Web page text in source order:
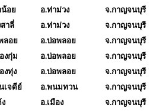
น้อย อ.ท่าม่วง
จ.กาญจนบุรี
าลี่ อ.ท่าม่วง
จ.กาญจนบุรี
ลอย อ.บ่อพลอย
จ.กาญจนบุรี
งกุ่ม อ.บ่อพลอย
จ.กาญจนบุรี
งทุ่ง อ.บ่อพลอย
จ.กาญจนบุรี
เจดีย์ อ.พนมทวน
จ.กาญจนบุรี
อ.เมือง จ.กาญจนบุรี